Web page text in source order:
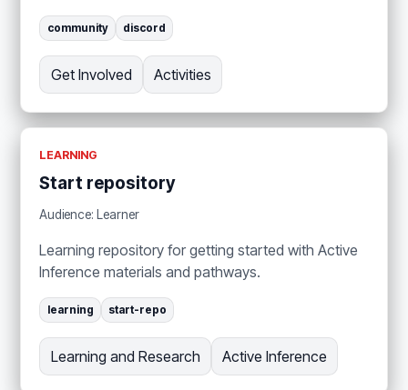
community discord
Get Involved Activities
LEARNING
Start repository
Audience: Learner
Learning repository for getting started with Active
Inference materials and pathways.
learning start-repo
Learning and Research Active Inference